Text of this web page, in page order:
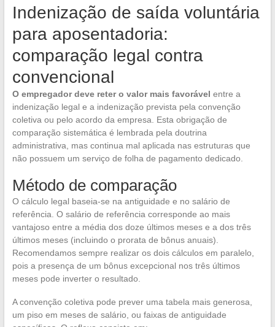
Indenização de saída voluntária
para aposentadoria:
comparação legal contra
convencional
O empregador deve reter o valor mais favorável entre a
indenização legal e a indenização prevista pela convenção
coletiva ou pelo acordo da empresa. Esta obrigação de
comparação sistemática é lembrada pela doutrina
administrativa, mas continua mal aplicada nas estruturas que
não possuem um serviço de folha de pagamento dedicado.
Método de comparação
O cálculo legal baseia-se na antiguidade e no salário de
referência. O salário de referência corresponde ao mais
vantajoso entre a média dos doze últimos meses e a dos três
últimos meses (incluindo o prorata de bônus anuais).
Recomendamos sempre realizar os dois cálculos em paralelo,
pois a presença de um bônus excepcional nos três últimos
meses pode inverter o resultado.
A convenção coletiva pode prever uma tabela mais generosa,
um piso em meses de salário, ou faixas de antiguidade